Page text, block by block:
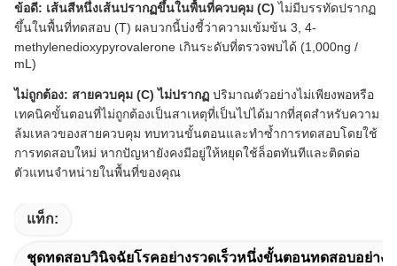
ข้อดี: เส้นสีหนึ่งเส้นปรากฏขึ้นในพื้นที่ควบคุม (C) ไม่มีบรรทัดปรากฏ
ขึ้นในพื้นที่ทดสอบ (T) ผลบวกนี้บ่งชี้ว่าความเข้มข้น 3, 4-
methylenedioxypyrovalerone เกินระดับที่ตรวจพบได้ (1,000ng /
mL)
ไม่ถูกต้อง: สายควบคุม (C) ไม่ปรากฏ ปริมาณตัวอย่างไม่เพียงพอหรือ
เทคนิคขั้นตอนที่ไม่ถูกต้องเป็นสาเหตุที่เป็นไปได้มากที่สุดสำหรับความ
ล้มเหลวของสายควบคุม ทบทวนขั้นตอนและทำซ้ำการทดสอบโดยใช้
การทดสอบใหม่ หากปัญหายังคงมีอยู่ให้หยุดใช้ล็อตทันทีและติดต่อ
ตัวแทนจำหน่ายในพื้นที่ของคุณ
แท็ก:
ชุดทดสอบวินิจฉัยโรคอย่างรวดเร็วหนึ่งขั้นตอนทดสอบอย่างร